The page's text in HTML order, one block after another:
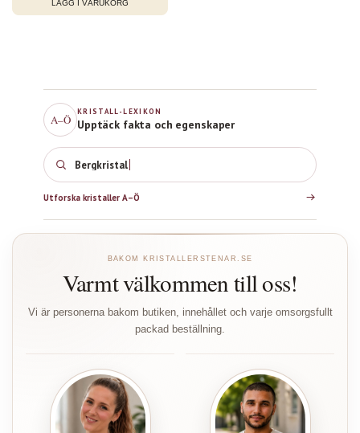
A–Ö
KRISTALL-LEXIKON
Upptäck fakta och egenskaper
Bergkristall
Utforska kristaller A–Ö
BAKOM KRISTALLERSTENAR.SE
Varmt välkommen till oss!
Vi är personerna bakom butiken, innehållet och varje omsorgsfullt
packad beställning.